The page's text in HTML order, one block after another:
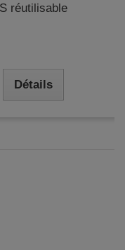
réutilisable
Détails